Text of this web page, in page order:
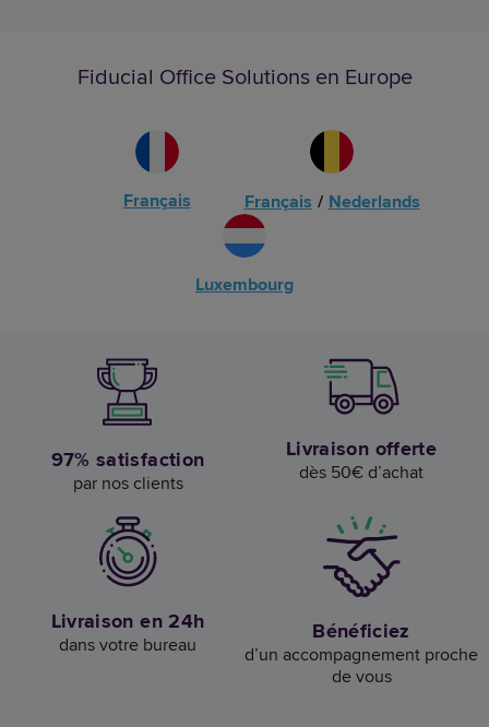
Fiducial Office Solutions en Europe
Français Français / Nederlands
Luxembourg
97% satisfaction
par nos clients
Livraison offerte
dès 50€ d’achat
Livraison en 24h
dans votre bureau Bénéficiez
d’un accompagnement proche
de vous